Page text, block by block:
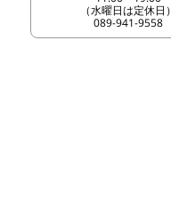
（水曜日は定休日）
089-941-9558